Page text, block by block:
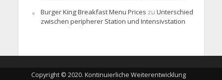
Burger King Breakfast Menu Prices zu Unterschied
zwischen peripherer Station und Intensivstation
Copyright © 2020. Kontinuierliche Weiterentwicklung